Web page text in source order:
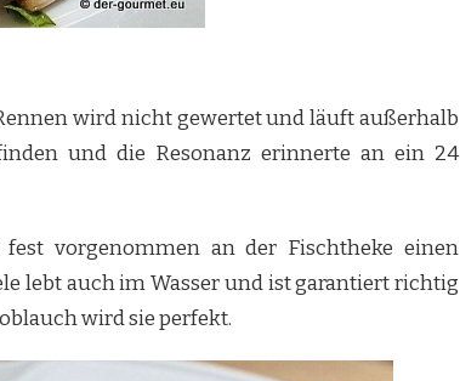
wird nicht gewertet und läuft außerhalb
und die Resonanz erinnerte an ein 24
vorgenommen an der Fischtheke einen
lebt auch im Wasser und ist garantiert richtig
wird sie perfekt.